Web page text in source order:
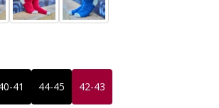
41 44-45 42-43